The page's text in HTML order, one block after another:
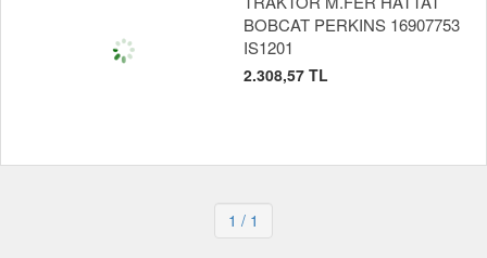
BOBCAT PERKINS 16907753
IS1201
2.308,57 TL
1 / 1